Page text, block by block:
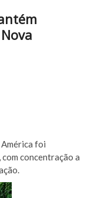
foi
concentração a